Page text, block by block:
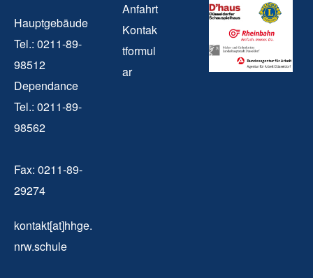
Hauptgebäude
Tel.: 0211-89-
98512
Dependance
Tel.: 0211-89-
98562
Fax: 0211-89-
29274
kontakt[at]hhge.
nrw.schule
Anfahrt
Kontak
tformul
ar